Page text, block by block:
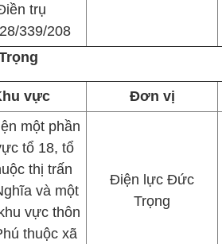
trụ
339/208
vực Đơn vị
một phần
tổ 18, tổ
thị trấn
và một
vực thôn
thuộc xã
Điện lực Đức
Trọng